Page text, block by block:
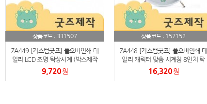
13 송월타올
14 에코백
15
상품코드 : 331507
ZA449 [커스텀굿즈] 풀오버인쇄 데
일리 LCD 조명 탁상시계 (박스제작
가능)
9,720원
상품코드 : 157152
ZA448 [커스텀굿즈] 풀오버인쇄 데
일리 캐릭터 맞춤 시계침 8인치 탁
상시계 (박스제작가능)
16,320원